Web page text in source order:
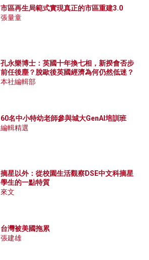
市區再生局範式實現真正的市區重建3.0
張量童
孔永樂博士：英國十年換七相，新揆會否步
前任後塵？脫歐後英國經濟為何仍然低迷？
本社編輯部
60名中小特幼老師參與城大GenAI培訓班
編輯精選
摘星以外：從校園生活觀察DSE中文科摘星
學生的一點特質
來文
台灣被美國拖累
張建雄